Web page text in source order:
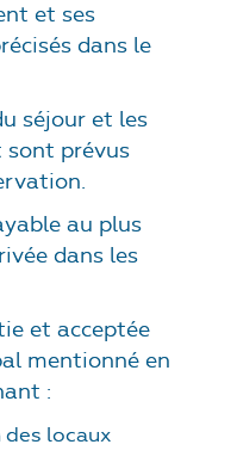
et ses
dans le
séjour et les
sont prévus
au plus
dans les
et acceptée
mentionné en
:
des locaux